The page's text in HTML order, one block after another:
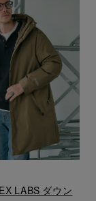
LABS ダウン